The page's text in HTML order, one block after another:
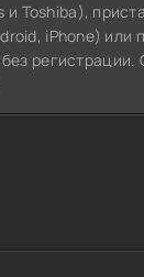
и Toshiba),
iPhone) или
регистрации.